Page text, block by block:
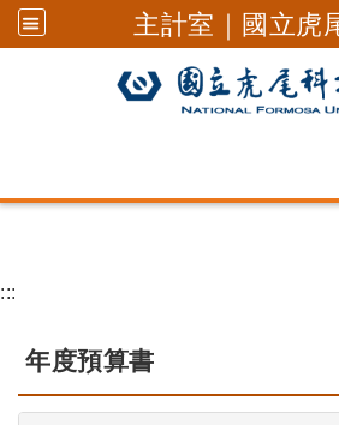
主計室｜國立虎
跳到主要
:::
年度預算書